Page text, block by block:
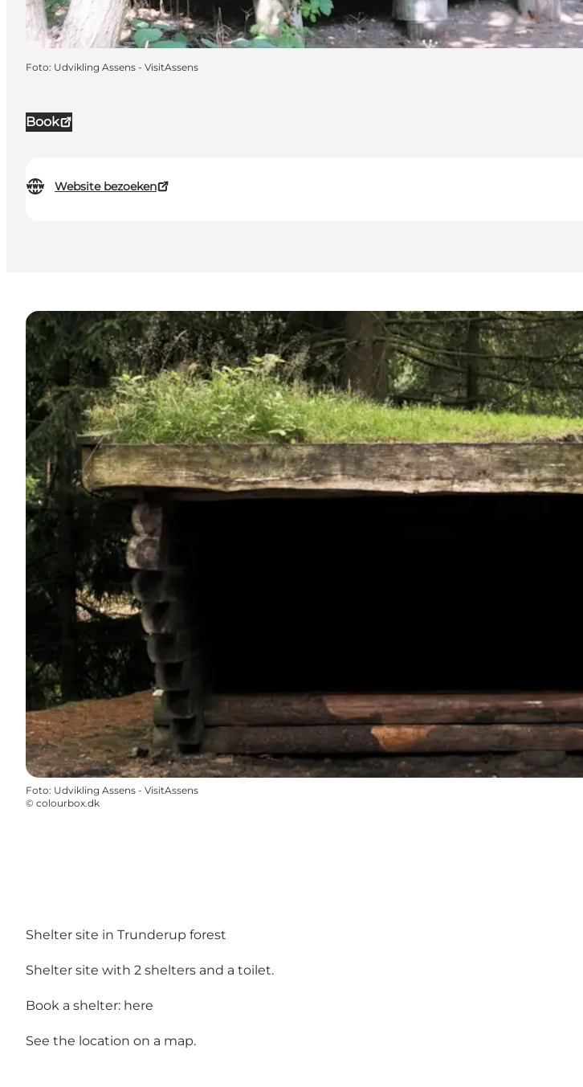
Book
Website bezoeken
Foto: Udvikling Assens - VisitAssens
Foto: Udvikling Assens - VisitAssens
© colourbox.dk
Shelter site in Trunderup forest
Shelter site with 2 shelters and a toilet.
Book a shelter: here
See the location on a map.